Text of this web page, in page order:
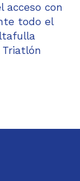
acceso con
todo el